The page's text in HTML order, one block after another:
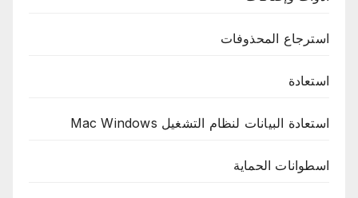
استرجاع المحذوفات
استعادة
استعادة البيانات لنظام التشغيل Mac Windows
اسطوانات الحماية